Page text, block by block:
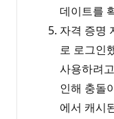
데이트를
자격 증명
로 로그인
사용하려
인해 충돌
에서 캐시